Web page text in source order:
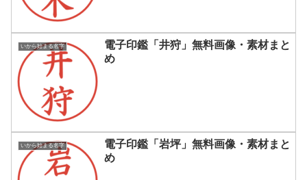
いから始まる名字
電子印鑑「井狩」無料画像・素材まと
め
いから始まる名字
電子印鑑「岩坪」無料画像・素材まと
め